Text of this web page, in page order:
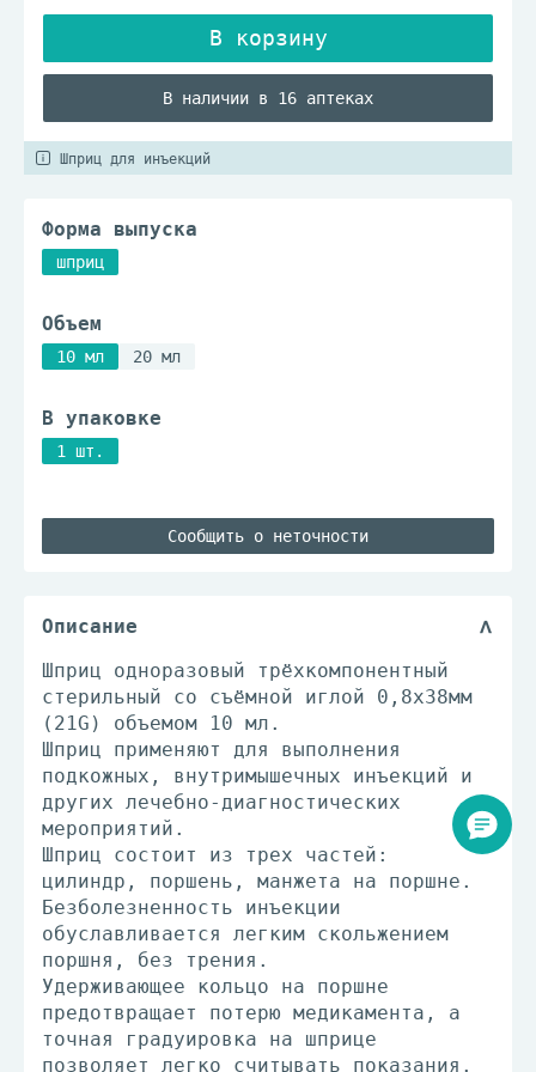
В наличии в 16 аптеках
Шприц для инъекций
Форма выпуска
шприц
Объем
10 мл 20 мл
В упаковке
1 шт.
Сообщить о неточности
Описание
Шприц одноразовый трёхкомпонентный
стерильный со съёмной иглой 0,8x38мм
(21G) объемом 10 мл.
Шприц применяют для выполнения
подкожных, внутримышечных инъекций и
других лечебно-диагностических
мероприятий.
Шприц состоит из трех частей:
цилиндр, поршень, манжета на поршне.
Безболезненность инъекции
обуславливается легким скольжением
поршня, без трения.
Удерживающее кольцо на поршне
предотвращает потерю медикамента, а
точная градуировка на шприце
позволяет легко считывать показания.